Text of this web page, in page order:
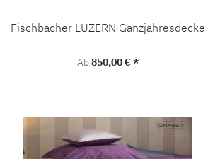
Fischbacher LUZERN Ganzjahresdecke
Regulärer Preis:
Ab850,00 € *